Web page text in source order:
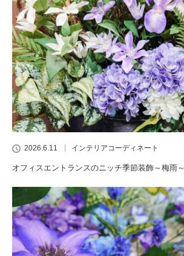
2026.6.11 インテリアコーディネート
オフィスエントランスのニッチ季節装飾～梅雨～